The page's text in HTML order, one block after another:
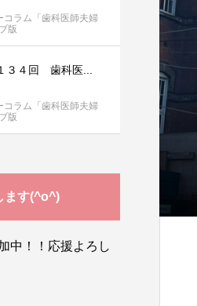
コラム「歯科医師夫婦
版
４回 歯科医...
コラム「歯科医師夫婦
版
ます(^o^)
中！！応援よろし